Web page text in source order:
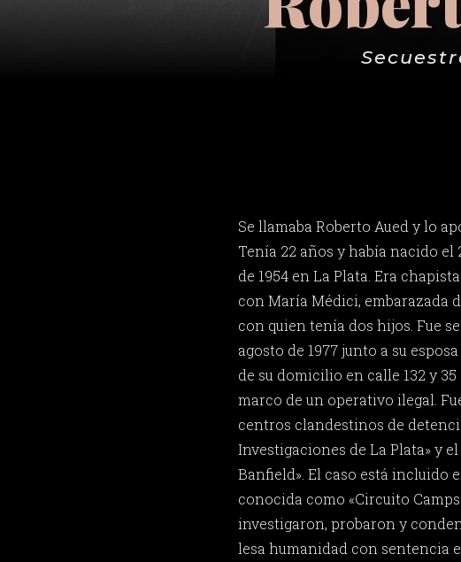
Se llamaba Roberto Aued y lo
Tenía 22 años y había nacido el
de 1954 en La Plata. Era
con María Médici, embarazada
con quien tenía dos hijos. Fue
agosto de 1977 junto a su
de su domicilio en calle 132 y 35
marco de un operativo ilegal.
centros clandestinos de
Investigaciones de La Plata» y el
Banfield». El caso está incluido
conocida como «Circuito
investigaron, probaron y
lesa humanidad con sentencia